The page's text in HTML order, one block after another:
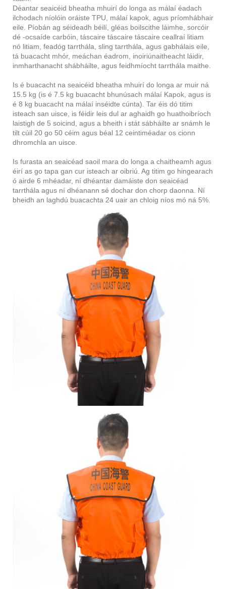
Déantar seaicéid bheatha mhuirí do longa as málaí éadach
ilchodach níolóin oráiste TPU, málaí kapok, agus príomhábhair
eile. Píobán ag séideadh béilí, gléas boilscithe láimhe, sorcóir
dé -ocsaíde carbóin, táscaire táscaire táscaire ceallraí litiam
nó litiam, feadóg tarrthála, sling tarrthála, agus gabhálais eile,
tá buacacht mhór, meáchan éadrom, inoiriúnaitheacht láidir,
inmharthanacht shábháilte, agus feidhmíocht tarrthála maithe.
Is é buacacht na seaicéid bheatha mhuirí do longa ar muir ná
15.5 kg (is é 7.5 kg buacacht bhunúsach málaí Kapok, agus is
é 8 kg buacacht na málaí inséidte cúnta). Tar éis dó titim
isteach san uisce, is féidir leis dul ar aghaidh go huathoibríoch
laistigh de 5 soicind, agus a bheith i stát sábháilte ar snámh le
tilt cúil 20 go 50 céim agus béal 12 ceintiméadar os cionn
dhromchla an uisce.
Is furasta an seaicéad saoil mara do longa a chaitheamh agus
éirí as go tapa gan cur isteach ar oibriú. Ag titim go hingearach
ó airde 6 mhéadar, ní dhéantar damáiste don seaicéad
tarrthála agus ní dhéanann sé dochar don chorp daonna. Ní
bheidh an laghdú buacachta 24 uair an chloig níos mó ná 5%.